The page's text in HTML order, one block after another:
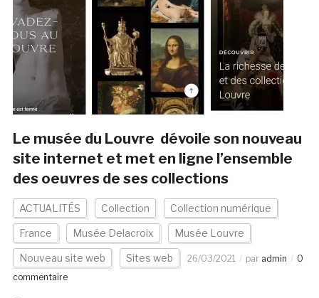
Le musée du Louvre dévoile son nouveau
site internet et met en ligne l’ensemble
des oeuvres de ses collections
ACTUALITÉS Collection Collection numérique
France Musée Delacroix Musée Louvre
Nouveau site web Sites web 26/03/2021 par admin
0
commentaire